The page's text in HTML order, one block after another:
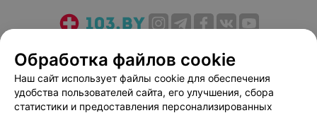
Медицинский маркетинг
Публичный договор
Пользовательское соглашение
Способы оплаты
Вакансии
Партнеры
Обработка файлов cookie
Наш сайт использует файлы cookie для обеспечения
удобства пользователей сайта, его улучшения, сбора
статистики и предоставления персонализированных